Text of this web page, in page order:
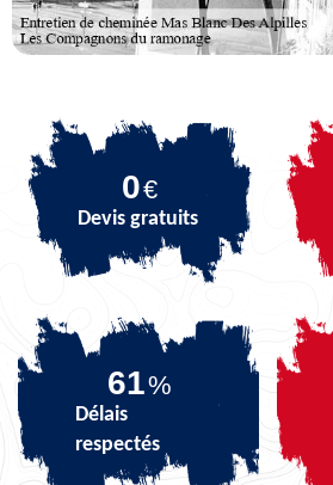
0€
Devis gratuits
71%
Délais
respectés